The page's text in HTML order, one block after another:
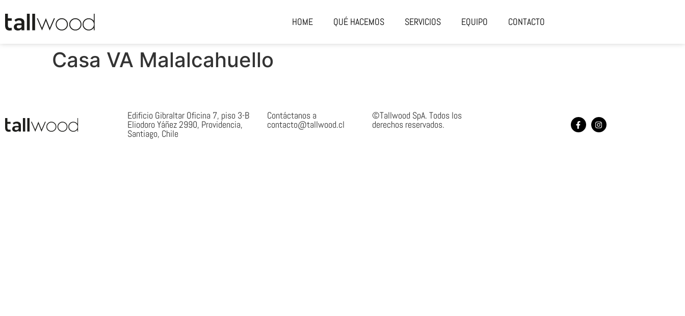
HOME QUÉ HACEMOS SERVICIOS EQUIPO CONTACTO
Casa VA Malalcahuello
Edificio Gibraltar Oficina 7, piso 3-B
Eliodoro Yáñez 2990, Providencia,
Santiago, Chile
Contáctanos a
contacto@tallwood.cl
©Tallwood SpA. Todos los
derechos reservados.